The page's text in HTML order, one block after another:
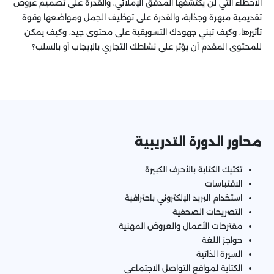
الأخطاء التي لن يكتشفها المدقق الإملائي، والقدرة على تصميم عروض
تقديمية مبهرة وجذابة، والقدرة على توظيف الجمل ومواضعها وقوة
تأثيرها، وكيف تبني جهودك التسويقية على محتوى جيد، وكيف يمكن
للمحتوى المقدم أن يؤثر على نشاطك التجاري بالإيجاب أو بالسلب؟
محاور الدورة التدريبية
تكتيك الكتابة بالأحرف الكبيرة
الاقتباسات
استخدام البريد الإلكتروني باحترافية
التصريحات الصحفية
مقترحات الأعمال والعروض المهنية
حواجز اللغة
السيرة الذاتية
الكتابة لمواقع التواصل الاجتماعي